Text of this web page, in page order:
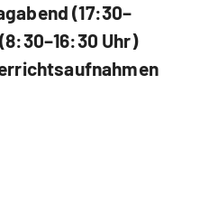
(17:30–
Uhr)